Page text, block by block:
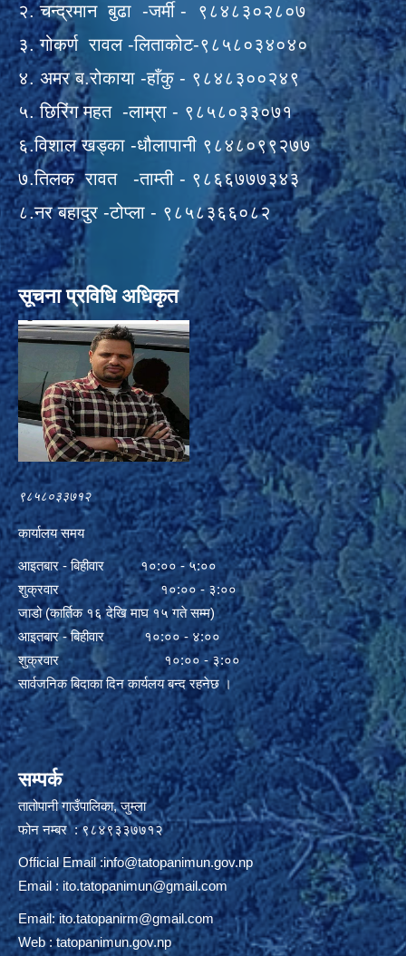
२. चन्द्रमान बुढा -जर्मी - ९८४८३०२८०७
३. गोकर्ण रावल -लिताकोट-९८५८०३४०४०
४. अमर ब.रोकाया -हाँकु - ९८४८३००२४९
५. छिरिंग महत -लाम्रा - ९८५८०३३०७१
६.विशाल खड्का -धौलापानी ९८४८०९९२७७
७.तिलक रावत -ताम्ती - ९८६६७७७३४३
८.नर बहादुर -टोप्ला - ९८५८३६६०८२
सूचना प्रविधि अधिकृत
९८५८०३३७१२
कार्यालय समय
आइतबार - बिहीवार १०:०० - ५:००
शुक्रवार १०:०० - ३:००
जाडो (कार्तिक १६ देखि माघ १५ गते सम्म)
आइतबार - बिहीवार १०:०० - ४:००
शुक्रवार १०:०० - ३:००
सार्वजनिक बिदाका दिन कार्यलय बन्द रहनेछ ।
सम्पर्क
तातोपानी गाउँपालिका, जुम्ला
फोन नम्बर : ९८४९३३७७१२
Official Email :info@tatopanimun.gov.np
Email :ito.tatopanimun@gmail.com
Email:ito.tatopanirm@gmail.com
Web : tatopanimun.gov.np